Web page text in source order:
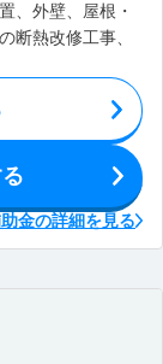
、外壁、屋根・
断熱改修工事、
金の詳細を見る